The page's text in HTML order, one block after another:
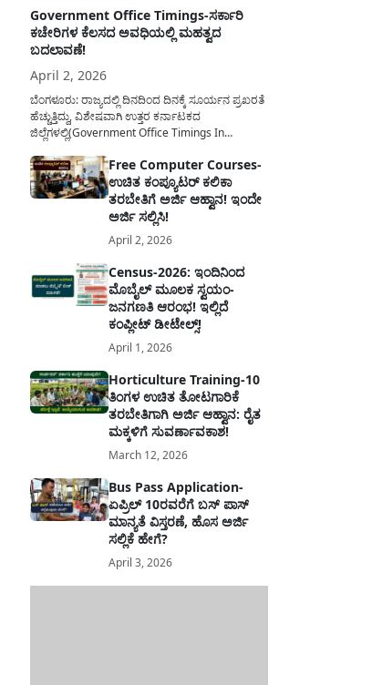
Government Office Timings-ಸರ್ಕಾರಿ
ಕಚೇರಿಗಳ ಕೆಲಸದ ಅವಧಿಯಲ್ಲಿ ಮಹತ್ವದ
ಬದಲಾವಣೆ!
April 2, 2026
ಬೆಂಗಳೂರು: ರಾಜ್ಯದಲ್ಲಿ ದಿನದಿಂದ ದಿನಕ್ಕೆ ಸೂರ್ಯನ ಪ್ರಖರತೆ
ಹೆಚ್ಚುತ್ತಿದ್ದು, ವಿಶೇಷವಾಗಿ ಉತ್ತರ ಕರ್ನಾಟಕದ
ಜಿಲ್ಲೆಗಳಲ್ಲಿ(Government Office Timings In
ಹಿನ್ನೆಲೆಯಲ್ಲಿ ಸರ್ಕಾರಿ ನೌಕರರ ಹಿತದೃಷ್ಟಿಯಿಂದ ಹಾಗೂ
ಸಾರ್ವಜನಿಕರ ಅನುಕೂಲಕ್ಕಾಗಿ ಕರ್ನಾಟಕ ಸರ್ಕಾರವು
ಮಹತ್ವದ ನಿರ್ಧಾರವೊಂದನ್ನು ಕೈಗೊಂಡಿದೆ. ಕಿತ್ತೂರು ಕರ್ನಾಟಕ
ಮತ್ತು ಕಲ್ಯಾಣ ಕರ್ನಾಟಕದ ಒಟ್ಟು 9 ಜಿಲ್ಲೆಗಳಲ್ಲಿ ಏಪ್ರಿಲ್...
Free Computer Courses-
ಉಚಿತ ಕಂಪ್ಯೂಟರ್ ಕಲಿಕಾ
ತರಬೇತಿಗೆ ಅರ್ಜಿ ಆಹ್ವಾನ! ಇಂದೇ
ಅರ್ಜಿ ಸಲ್ಲಿಸಿ!
April 2, 2026
Census-2026: ಇಂದಿನಿಂದ
ಮೊಬೈಲ್ ಮೂಲಕ ಸ್ವಯಂ-
ಜನಗಣತಿ ಆರಂಭ! ಇಲ್ಲಿದೆ
ಕಂಪ್ಲೀಟ್ ಡೀಟೇಲ್ಸ್!
April 1, 2026
Horticulture Training-10
ತಿಂಗಳ ಉಚಿತ ತೋಟಗಾರಿಕೆ
ತರಬೇತಿಗಾಗಿ ಅರ್ಜಿ ಆಹ್ವಾನ: ರೈತ
ಮಕ್ಕಳಿಗೆ ಸುವರ್ಣಾವಕಾಶ!
March 12, 2026
Bus Pass Application-
ಏಪ್ರಿಲ್ 10ರವರೆಗೆ ಬಸ್ ಪಾಸ್
ಮಾನ್ಯತೆ ವಿಸ್ತರಣೆ, ಹೊಸ ಅರ್ಜಿ
ಸಲ್ಲಿಕೆ ಹೇಗೆ?
April 3, 2026